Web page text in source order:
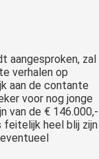
aangesproken, zal
verhalen op
aan de contante
voor nog jonge
van de € 146.000,-
feitelijk heel blij zijn